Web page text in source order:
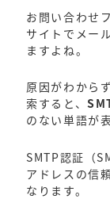
お問い合わせ
サイトでメー
ますよね。
原因がわから
索すると、
のない単語が
SMTP認証（
アドレスの信
なります。